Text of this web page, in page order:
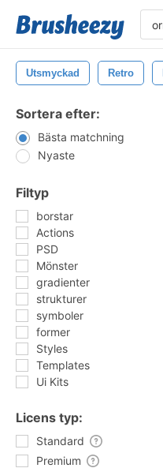
Utsmyckad Retro
Sortera efter:
Bästa matchning
Nyaste
Filtyp
borstar
Actions
PSD
Mönster
gradienter
strukturer
symboler
former
Styles
Templates
Ui Kits
Licens typ:
Standard
Premium